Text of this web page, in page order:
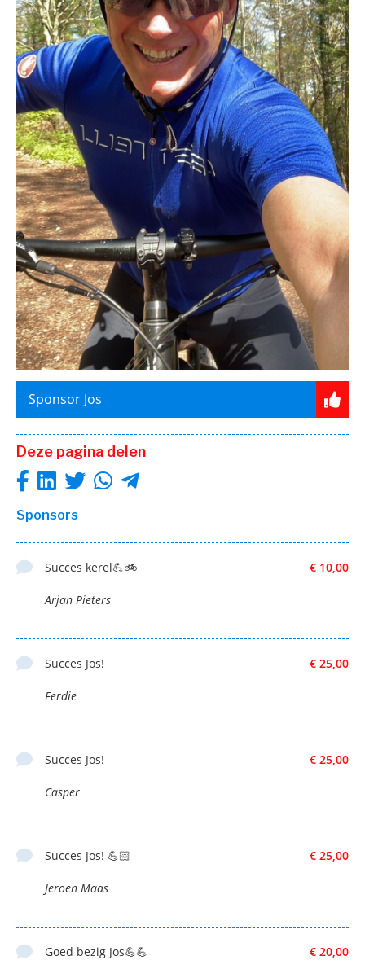
Sponsor Jos
Deze pagina delen
Sponsors
€ 10,00
Succes kerel💪🚲
Arjan Pieters
€ 25,00
Succes Jos!
Ferdie
€ 25,00
Succes Jos!
Casper
€ 25,00
Succes Jos! 💪🏻
Jeroen Maas
€ 20,00
Goed bezig Jos💪💪